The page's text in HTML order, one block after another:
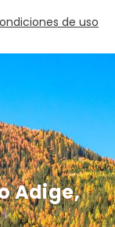
Adige,
de uso